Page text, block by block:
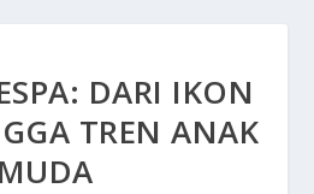
DARI IKON
TREN ANAK
MUDA